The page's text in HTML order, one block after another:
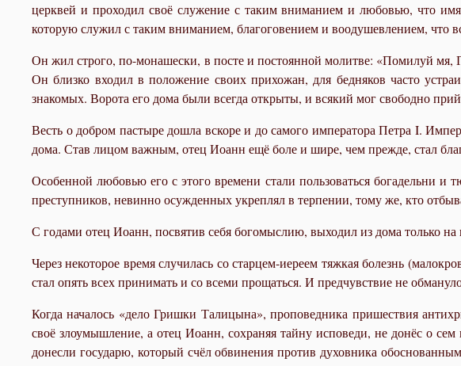
церквей и проходил своё служение с таким вниманием и любовью, что
которую служил с таким вниманием, благоговением и воодушевлением, что
Он жил строго, по-монашески, в посте и постоянной молитве: «Помилуй
Он близко входил в положение своих прихожан, для бедняков часто
знакомых. Ворота его дома были всегда открыты, и всякий мог свободно
Весть о добром пастыре дошла вскоре и до самого императора Петра I.
дома. Став лицом важным, отец Иоанн ещё боле и шире, чем прежде, стал
Особенной любовью его с этого времени стали пользоваться богадельни
преступников, невинно осужденных укреплял в терпении, тому же, кто
С годами отец Иоанн, посвятив себя богомыслию, выходил из дома только
Через некоторое время случилась со старцем-иереем тяжкая болезнь
стал опять всех принимать и со всеми прощаться. И предчувствие не
Когда началось «дело Гришки Талицына», проповедника пришествия
своё злоумышление, а отец Иоанн, сохраняя тайну исповеди, не донёс о
донесли государю, который счёл обвинения против духовника